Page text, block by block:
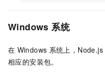
Windows 系统
在 Windows 系统上，Node.js
相应的安装包。